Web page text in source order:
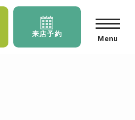
来店予約
Menu